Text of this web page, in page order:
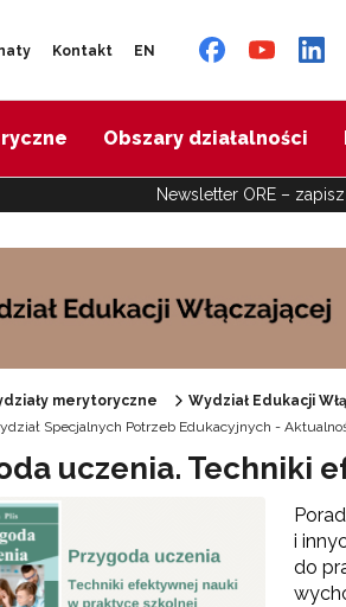
Kontakt EN
Obszary działalności
Newsletter ORE –
zasoby edukacyjne"
merytoryczne Wydział Edukacji
Specjalnych Potrzeb Edukacyjnych -
uczenia. Techniki
i
do